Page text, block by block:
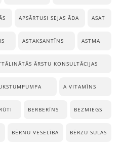
APSĀRTUSI SEJAS ĀDA ASAT
ASTAKSANTĪNS ASTMA
ĀRSTU KONSULTĀCIJAS
A VITAMĪNS
BERBERĪNS BEZMIEGS
BĒRNU VESELĪBA BĒRZU SULAS